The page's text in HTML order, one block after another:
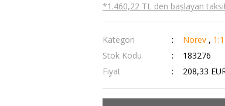
*1.460,22 TL den başlayan
Kategori Norev ,
Stok Kodu
183276
Fiyat
208,33